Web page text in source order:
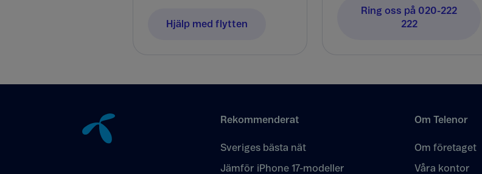
Hjälp med flytten
Ring oss på 020-222
222
Rekommenderat
Sveriges bästa nät
Jämför iPhone 17-modeller
Om Telenor
Om företaget
Våra kontor